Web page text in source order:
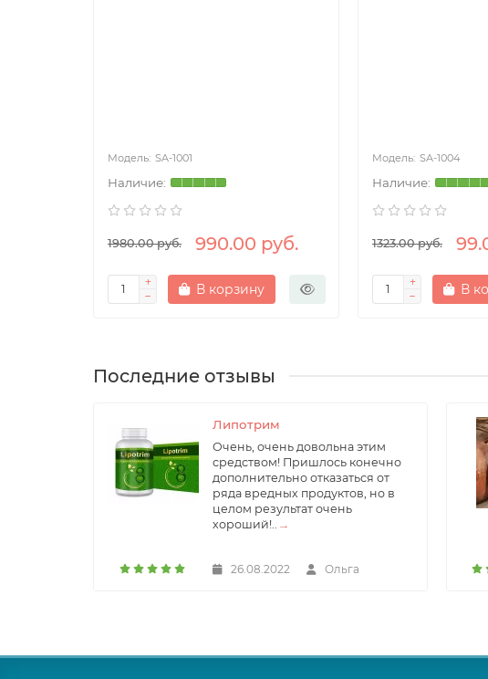
SA-1001
1980.00 руб. 990.00 руб.
В корзину
SA-1004
1323.00 руб.
В
Последние отзывы
Липотрим
Очень, очень довольна этим
средством! Пришлось конечно
дополнительно отказаться от
ряда вредных продуктов, но в
целом результат очень
хороший!..→
26.08.2022 Ольга